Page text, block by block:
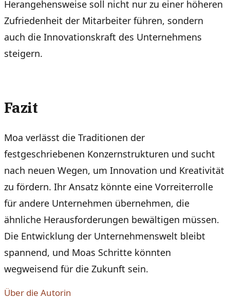
Herangehensweise soll nicht nur zu einer höheren
Zufriedenheit der Mitarbeiter führen, sondern
auch die Innovationskraft des Unternehmens
steigern.
Fazit
Moa verlässt die Traditionen der
festgeschriebenen Konzernstrukturen und sucht
nach neuen Wegen, um Innovation und Kreativität
zu fördern. Ihr Ansatz könnte eine Vorreiterrolle
für andere Unternehmen übernehmen, die
ähnliche Herausforderungen bewältigen müssen.
Die Entwicklung der Unternehmenswelt bleibt
spannend, und Moas Schritte könnten
wegweisend für die Zukunft sein.
Über die Autorin